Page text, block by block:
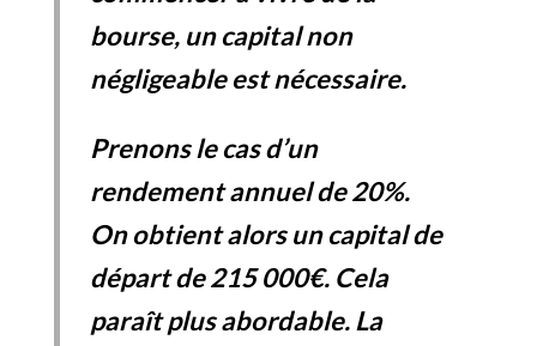
bourse, un capital non
négligeable est nécessaire.
Prenons le cas d’un
rendement annuel de 20%.
On obtient alors un capital de
départ de 215 000€. Cela
paraît plus abordable. La